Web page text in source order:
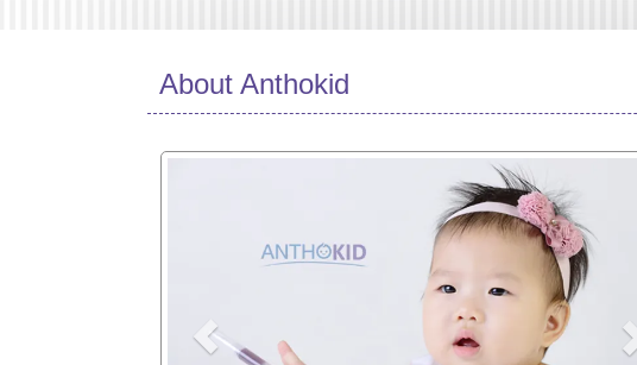
About Anthokid